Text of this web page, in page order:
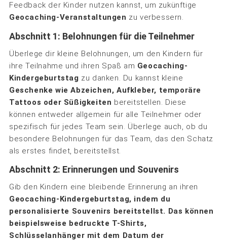
Feedback der Kinder nutzen kannst, um zukünftige
Geocaching-Veranstaltungen zu verbessern.
Abschnitt 1: Belohnungen für die Teilnehmer
Überlege dir kleine Belohnungen, um den Kindern für
ihre Teilnahme und ihren Spaß am Geocaching-
Kindergeburtstag zu danken. Du kannst kleine
Geschenke wie Abzeichen, Aufkleber, temporäre
Tattoos oder Süßigkeiten bereitstellen. Diese
können entweder allgemein für alle Teilnehmer oder
spezifisch für jedes Team sein. Überlege auch, ob du
besondere Belohnungen für das Team, das den Schatz
als erstes findet, bereitstellst.
Abschnitt 2: Erinnerungen und Souvenirs
Gib den Kindern eine bleibende Erinnerung an ihren
Geocaching-Kindergeburtstag, indem du
personalisierte Souvenirs bereitstellst. Das können
beispielsweise bedruckte T-Shirts,
Schlüsselanhänger mit dem Datum der